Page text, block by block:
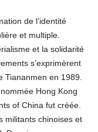
de l’identité
et multiple.
et la solidarité
s’exprimèrent
Tiananmen en 1989.
Hong Kong
of China fut créée.
militants chinoises et